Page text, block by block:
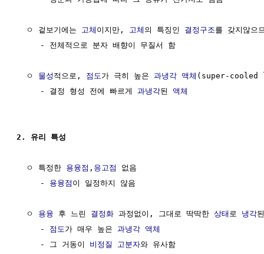
  ㅇ 겉보기에는
고체 이지만, 고체 의 특징인 결정구조를 갖지않
     - 전체적으로 분자 배향이 무질서 함
  ㅇ
물성 적으로, 점도 가 극히 높은 과냉각 액체 (super-
     - 결정 형성 전에 빠르게
과냉각된 액체
2. 유리 특성
  ㅇ 특정한
용융점 , 응고점
없음
     -
용융점 이 일정하지 않음
  ㅇ
용융 후 느린 결정화 과정없이, 그대로 딱딱한 상태 로 냉각
     -
점도 가 매우 높은 과냉각 액체
     - 그 거동이
비정질 고분자와 유사함